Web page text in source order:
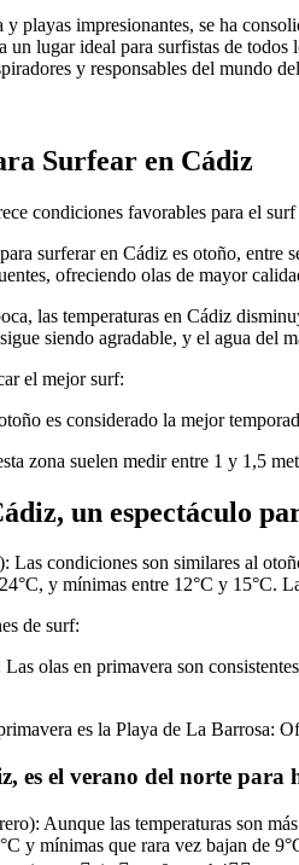
playas impresionantes, se ha
un lugar ideal para surfistas de
y responsables del mundo
Surfear en Cádiz
condiciones favorables para el
surferar en Cádiz es otoño, entre
ofreciendo olas de mayor
las temperaturas en Cádiz
siendo agradable, y el agua del
el mejor surf:
es considerado la mejor
zona suelen medir entre 1 y 1,5
un espectáculo
Las condiciones son similares al
y mínimas entre 12°C y 15°C.
de surf:
olas en primavera son
es la Playa de La Barrosa:
es el verano del norte para
Aunque las temperaturas son
y mínimas que rara vez bajan de